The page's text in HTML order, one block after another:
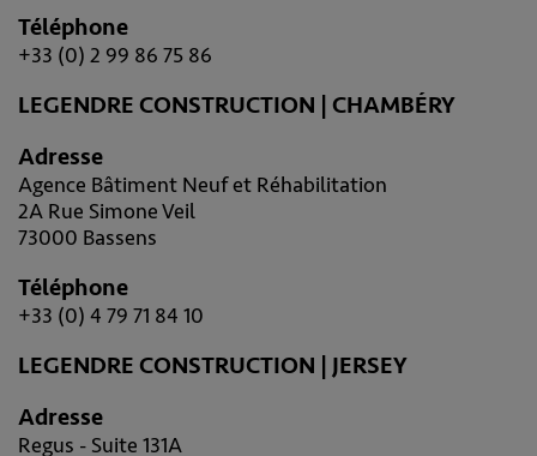
Téléphone
+33 (0) 2 99 86 75 86
LEGENDRE CONSTRUCTION | CHAMBÉRY
Adresse
Agence Bâtiment Neuf et Réhabilitation
2A Rue Simone Veil
73000 Bassens
Téléphone
+33 (0) 4 79 71 84 10
LEGENDRE CONSTRUCTION | JERSEY
Adresse
Regus - Suite 131A